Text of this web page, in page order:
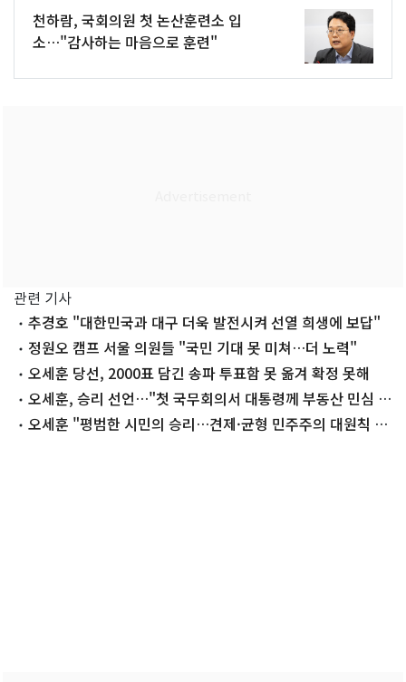
천하람, 국회의원 첫 논산훈련소 입
소…"감사하는 마음으로 훈련"
관련 기사
추경호 "대한민국과 대구 더욱 발전시켜 선열 희생에 보답"
정원오 캠프 서울 의원들 "국민 기대 못 미쳐…더 노력"
오세훈 당선, 2000표 담긴 송파 투표함 못 옮겨 확정 못해
오세훈, 승리 선언…"첫 국무회의서 대통령께 부동산 민심 전
할 것"(종합)
오세훈 "평범한 시민의 승리…견제·균형 민주주의 대원칙 세